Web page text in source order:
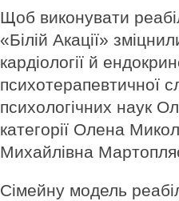
Щоб виконувати
«Білій Акації»
кардіології й
психотерапевтичної
психологічних наук
категорії Олена
Михайлівна
Сімейну модель